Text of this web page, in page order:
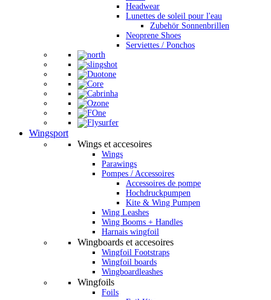
Headwear
Lunettes de soleil pour l'eau
Zubehör Sonnenbrillen
Neoprene Shoes
Serviettes / Ponchos
Wingsport
Wings et accesoires
Wings
Parawings
Pompes / Accessoires
Accessoires de pompe
Hochdruckpumpen
Kite & Wing Pumpen
Wing Leashes
Wing Booms + Handles
Harnais wingfoil
Wingboards et accesoires
Wingfoil Footstraps
Wingfoil boards
Wingboardleashes
Wingfoils
Foils